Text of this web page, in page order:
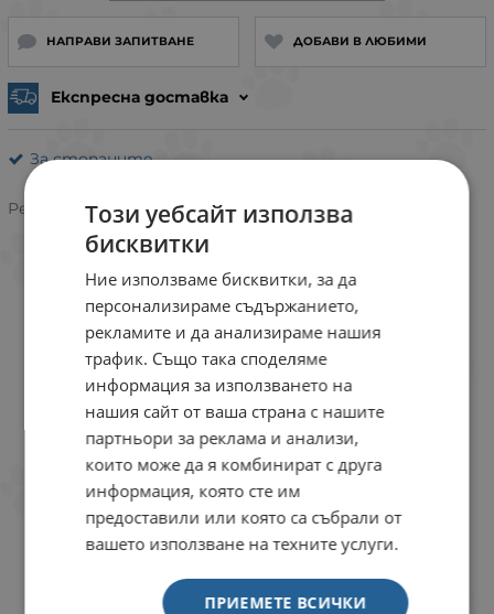
НАПРАВИ ЗАПИТВАНЕ ДОБАВИ В ЛЮБИМИ
Експресна доставка
За стопаните
Рейтинг:
ОТЗИВИ КЪМ ПРОДУКТ
Този уебсайт използва
бисквитки
Ние използваме бисквитки, за да
персонализираме съдържанието,
рекламите и да анализираме нашия
трафик. Също така споделяме
информация за използването на
нашия сайт от ваша страна с нашите
партньори за реклама и анализи,
които може да я комбинират с друга
информация, която сте им
предоставили или която са събрали от
вашето използване на техните услуги.
ПРИЕМЕТЕ ВСИЧКИ